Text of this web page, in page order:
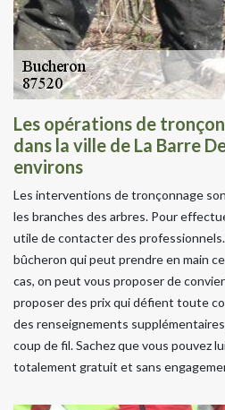
Les opérations de
dans la ville de La Barre
environs
Les interventions de tronçonnage
les branches des arbres. Pour
utile de contacter des
bûcheron qui peut prendre en main
cas, on peut vous proposer de
proposer des prix qui défient toute
des renseignements
coup de fil. Sachez que vous pouvez
totalement gratuit et sans